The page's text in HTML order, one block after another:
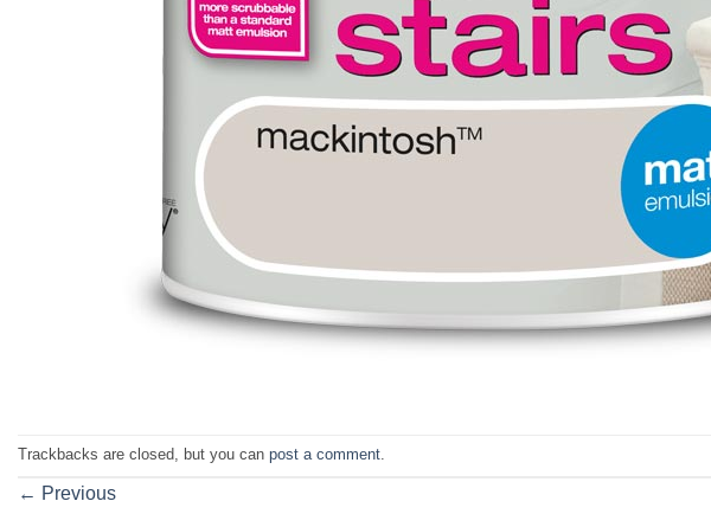
Trackbacks are closed, but you can post a comment
← Previous